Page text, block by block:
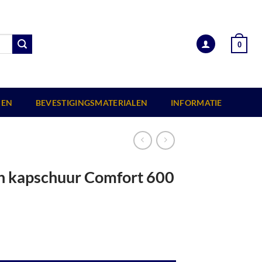
0
BEVESTIGINGSMATERIALEN INFORMATIE
kapschuur Comfort 600